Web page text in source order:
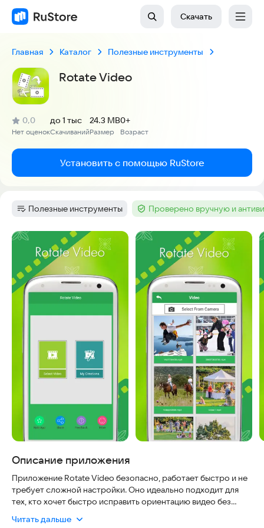
Скачать
Главная Каталог Полезные инструменты
Rotate Video
Рейтинг:
0,0
(
Нет оценок
)
Скачиваний
до 1 тыс
Размер
24.3 MB
Возраст
0+
Установить с помощью RuStore
Категория:
Полезные инструменты Тег :Проверено вручную и
Скриншоты
Описание приложения
Приложение Rotate Video безопасно, работает быстро и не
требует сложной настройки. Оно идеально подходит для
тех, кто хочет быстро исправить ориентацию видео без
Читать дальше